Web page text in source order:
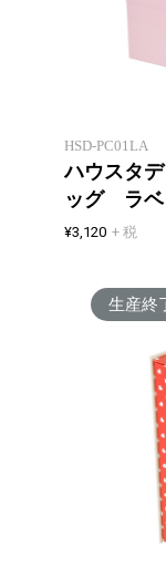
ケース付きで分
HSD-PC01LA
ハウスタ
ッグ ラベ
¥3,120 + 税
使わないときシ
生産終